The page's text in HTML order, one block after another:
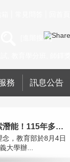
進階搜尋
務 訊息公告
跨越限制，探索潛能！115年多元潛
，教育部於8月4日
大學辦...